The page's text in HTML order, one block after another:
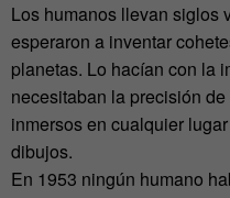
Los humanos llevan siglos
esperaron a inventar
planetas. Lo hacían con la
necesitaban la precisión
inmersos en cualquier
dibujos.
En 1953 ningún humano